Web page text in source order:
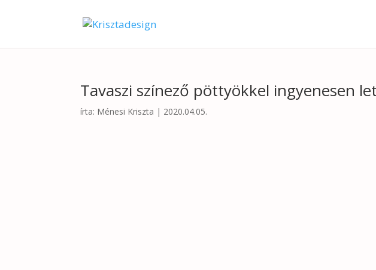
Tavaszi színező pöttyökkel ingyenesen
írta: Ménesi Kriszta | 2020.04.05.